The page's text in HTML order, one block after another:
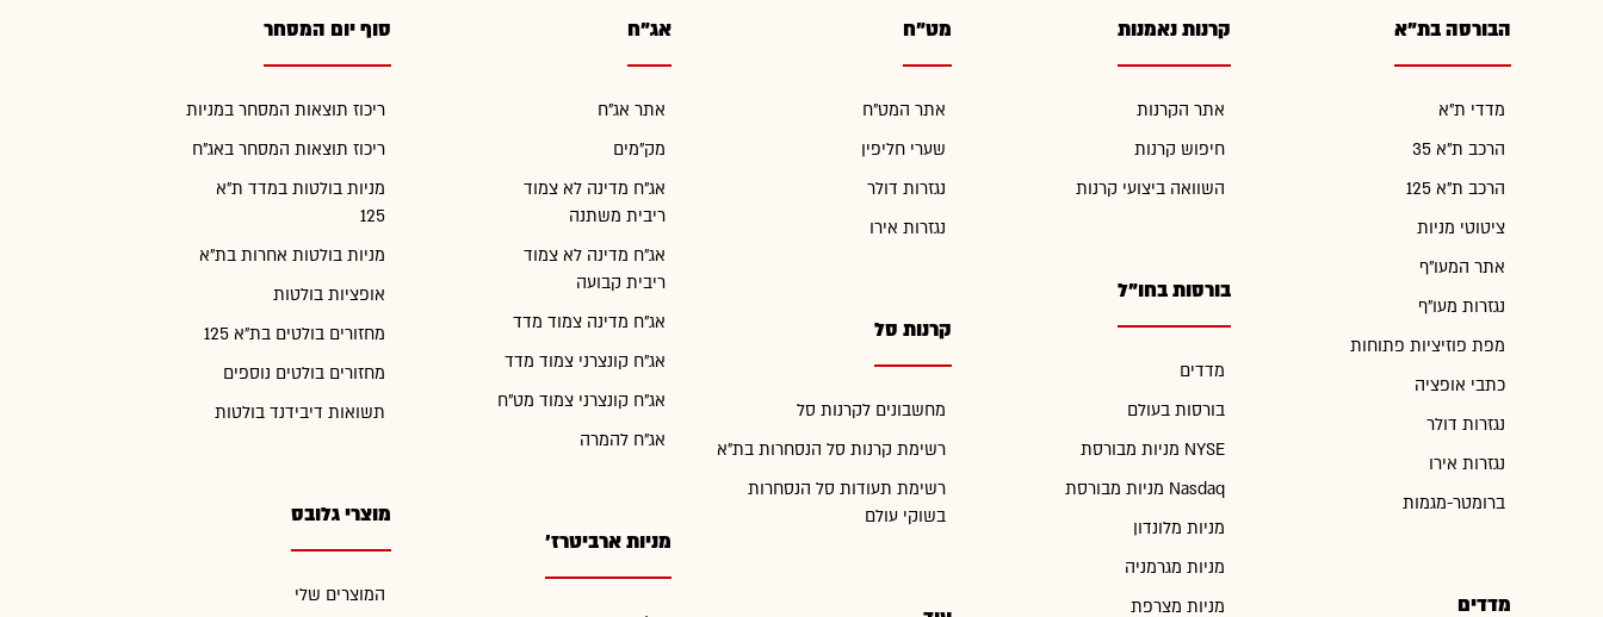
הבורסה בת"א
מדדי ת"א
הרכב ת"א 35
הרכב ת"א 125
ציטוטי מניות
אתר המעו"ף
נגזרות מעו"ף
מפת פוזיציות פתוחות
כתבי אופציה
נגזרות דולר
נגזרות אירו
ברומטר-מגמות
מדדים
קרנות נאמנות
אתר הקרנות
חיפוש קרנות
השוואה ביצועי קרנות
בורסות בחו"ל
מדדים
בורסות בעולם
מניות מבורסת NYSE
מניות מבורסת Nasdaq
מניות מלונדון
מניות מגרמניה
מניות מצרפת
מט"ח
אתר המט"ח
שערי חליפין
נגזרות דולר
נגזרות אירו
קרנות סל
מחשבונים לקרנות סל
רשימת קרנות סל הנסחרות בת"א
רשימת תעודות סל הנסחרות
בשוקי עולם
אג"ח
אתר אג"ח
מק"מים
אג"ח מדינה לא צמוד
ריבית משתנה
אג"ח מדינה לא צמוד
ריבית קבועה
אג"ח מדינה צמוד מדד
אג"ח קונצרני צמוד מדד
אג"ח קונצרני צמוד מט"ח
אג"ח להמרה
מניות ארביטרז'
סוף יום המסחר
ריכוז תוצאות המסחר במניות
ריכוז תוצאות המסחר באג"ח
מניות בולטות במדד ת"א
125
מניות בולטות אחרות בת"א
אופציות בולטות
מחזורים בולטים בת"א 125
מחזורים בולטים נוספים
תשואות דיבידנד בולטות
מוצרי גלובס
המוצרים שלי